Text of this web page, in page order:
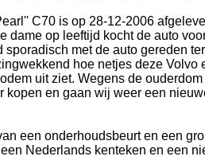
C70 is op 28-12-2006
dame op leeftijd kocht de auto
sporadisch met de auto gereden
hoe netjes deze Volvo
uit ziet. Wegens de
kopen en gaan wij weer een
een onderhoudsbeurt en een
Nederlands kenteken en een